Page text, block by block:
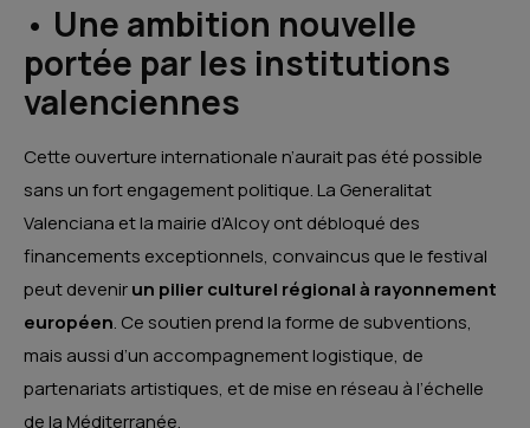
• Une ambition nouvelle
portée par les institutions
valenciennes
Cette ouverture internationale n’aurait pas été possible
sans un fort engagement politique. La Generalitat
Valenciana et la mairie d’Alcoy ont débloqué des
financements exceptionnels, convaincus que le festival
peut devenirun pilier culturel régional à rayonnement
européen. Ce soutien prend la forme de subventions,
mais aussi d’un accompagnement logistique, de
partenariats artistiques, et de mise en réseau à l’échelle
de la Méditerranée.